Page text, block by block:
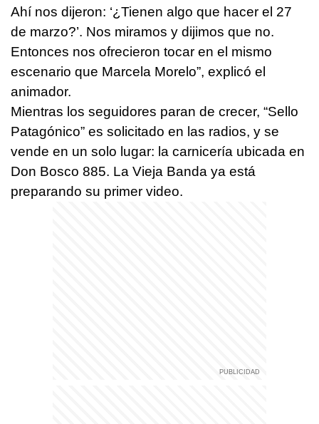
Ahí nos dijeron: ‘¿Tienen algo que hacer el 27
de marzo?’. Nos miramos y dijimos que no.
Entonces nos ofrecieron tocar en el mismo
escenario que Marcela Morelo”, explicó el
animador.
Mientras los seguidores paran de crecer, “Sello
Patagónico” es solicitado en las radios, y se
vende en un solo lugar: la carnicería ubicada en
Don Bosco 885. La Vieja Banda ya está
preparando su primer video.